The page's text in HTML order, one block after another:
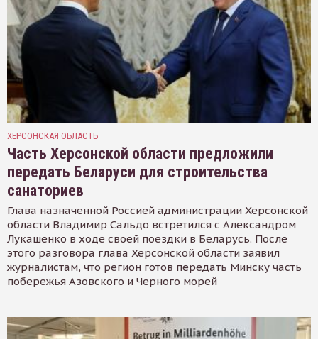
ХЕРСОНСКАЯ ОБЛАСТЬ
Часть Херсонской области предложили
передать Беларуси для строительства
санаториев
Глава назначенной Россией администрации Херсонской
области Владимир Сальдо встретился с Александром
Лукашенко в ходе своей поездки в Беларусь. После
этого разговора глава Херсонской области заявил
журналистам, что регион готов передать Минску часть
побережья Азовского и Черного морей